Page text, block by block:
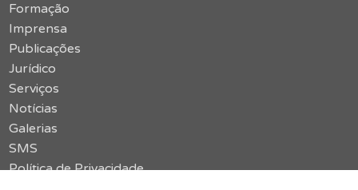
Formação
Imprensa
Publicações
Jurídico
Serviços
Notícias
Galerias
SMS
Política de Privacidade